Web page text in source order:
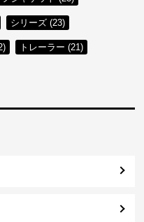
シリーズ (23)
トレーラー (21)